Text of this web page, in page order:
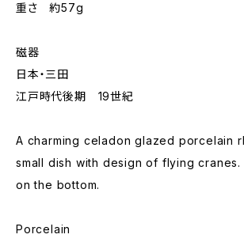
重さ 約57g
磁器
日本・三田
江戸時代後期 19世紀
A charming celadon glazed porcelain
small dish with design of flying cranes.
on the bottom.
Porcelain